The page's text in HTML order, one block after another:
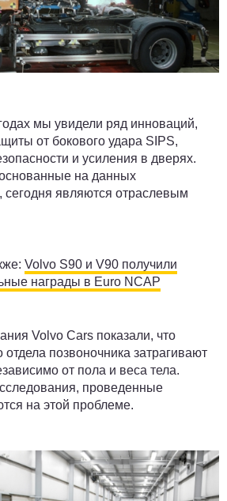
мы увидели ряд инноваций,
от бокового удара SIPS,
и усиления в дверях.
на данных
сегодня являются отраслевым
Volvo S90 и V90 получили
награды в Euro NCAP
Volvo Cars показали, что
позвоночника затрагивают
от пола и веса тела.
проведенные
на этой проблеме.